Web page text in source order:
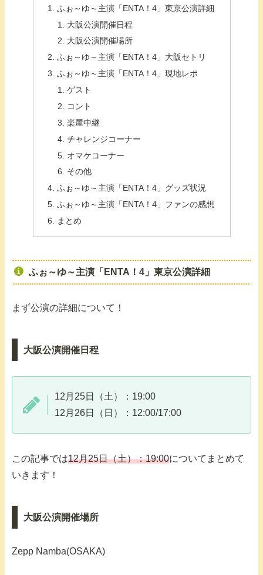
ふぉ～ゆ～主演「ENTA！4」東京公演詳細
大阪公演開催日程
大阪公演開催場所
ふぉ～ゆ～主演「ENTA！4」大阪セトリ
ふぉ～ゆ～主演「ENTA！4」現地レポ
ゲスト
コント
楽屋中継
チャレンジコーナー
オマケコーナー
その他
ふぉ～ゆ～主演「ENTA！4」グッズ状況
ふぉ～ゆ～主演「ENTA！4」ファンの感想
まとめ
ふぉ～ゆ～主演「ENTA！4」東京公演詳細
まず公演の詳細について！
大阪公演開催日程
12月25日（土）：19:00
12月26日（日）：12:00/17:00
この記事では12月25日（土）：19:00についてまとめて
いきます！
大阪公演開催場所
Zepp Namba(OSAKA)